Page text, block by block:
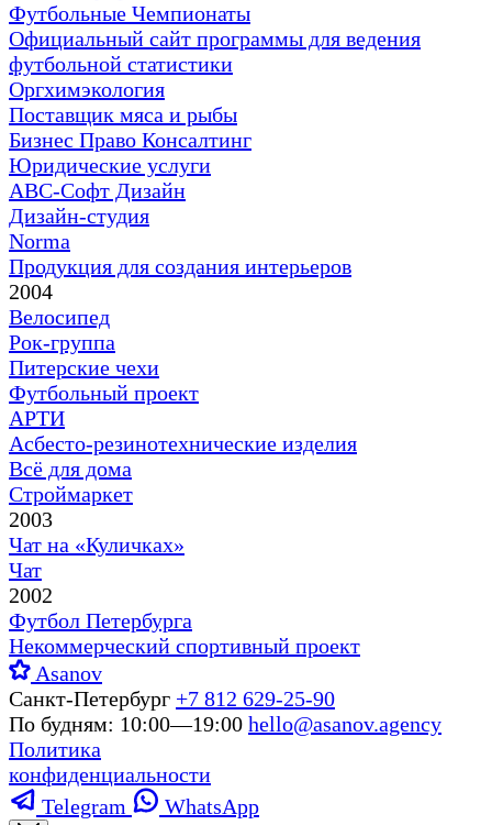
Футбольные Чемпионаты
Официальный сайт программы для ведения
футбольной статистики
Оргхимэкология
Поставщик мяса и рыбы
Бизнес Право Консалтинг
Юридические услуги
АВС-Софт Дизайн
Дизайн-студия
Norma
Продукция для создания интерьеров
2004
Велосипед
Рок-группа
Питерские чехи
Футбольный проект
АРТИ
Асбесто-резинотехнические изделия
Всё для дома
Строймаркет
2003
Чат на «Куличках»
Чат
2002
Футбол Петербурга
Некоммерческий спортивный проект
Asanov
Санкт-Петербург +7 812 629-25-90
По будням: 10:00—19:00 hello@asanov.agency
Политика
конфиденциальности
Telegram
WhatsApp